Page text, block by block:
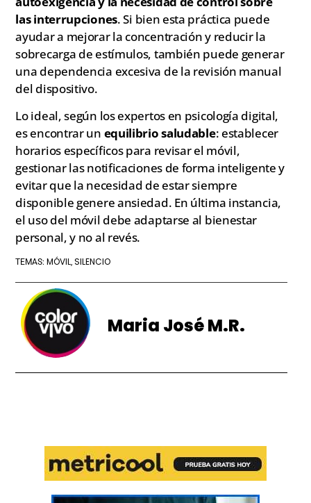
las interrupciones. Si bien esta práctica puede
ayudar a mejorar la concentración y reducir la
sobrecarga de estímulos, también puede generar
una dependencia excesiva de la revisión manual
del dispositivo.
Lo ideal, según los expertos en psicología digital,
es encontrar un equilibrio saludable: establecer
horarios específicos para revisar el móvil,
gestionar las notificaciones de forma inteligente y
evitar que la necesidad de estar siempre
disponible genere ansiedad. En última instancia,
el uso del móvil debe adaptarse al bienestar
personal, y no al revés.
TEMAS: MÓVIL,SILENCIO
Maria José M.R.